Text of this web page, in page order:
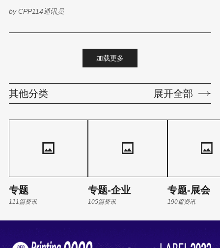
场人流如织，技术交流氛围热烈。 在众多参展商中，广州浩成机械
访，围绕参展设备的技术特点、客户价值以及企业战略进行了分
家”，本次参展的核心展品自然是其国内首台套筒式间歇式柔印机。
据陈实介绍，该设备上个月刚刚获得G7色彩管理认证，现场演示的
印刷材料为牙膏皮材料，这种材料因左右张力难以控制、经过UV干
得准。”陈实指着正
byCPP114通讯员
加载更多
其他分类 展开全部
专题
111篇资讯
专题-企业
105篇资讯
专题-展会
190篇资讯